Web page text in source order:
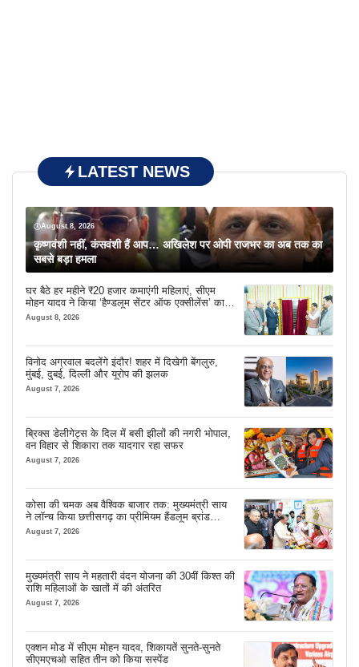
LATEST NEWS
August 8, 2026
कृष्णवंशी नहीं, कंसवंशी हैं आप… अखिलेश पर ओपी राजभर का अब तक का
सबसे बड़ा हमला
घर बैठे हर महीने ₹20 हजार कमाएंगी महिलाएं, सीएम
मोहन यादव ने किया ‘हैण्डलूम सेंटर ऑफ एक्सीलेंस’ का
शुभारंभ
August 8, 2026
विनोद अग्रवाल बदलेंगे इंदौर! शहर में दिखेगी बेंगलुरु,
मुंबई, दुबई, दिल्ली और यूरोप की झलक
August 7, 2026
ब्रिक्स डेलीगेट्स के दिल में बसी झीलों की नगरी भोपाल,
वन विहार से शिकारा तक यादगार रहा सफर
August 7, 2026
कोसा की चमक अब वैश्विक बाजार तक: मुख्यमंत्री साय
ने लॉन्च किया छत्तीसगढ़ का प्रीमियम हैंडलूम ब्रांड
‘कोशल फैब’
August 7, 2026
मुख्यमंत्री साय ने महतारी वंदन योजना की 30वीं किश्त की
राशि महिलाओं के खातों में की अंतरित
August 7, 2026
एक्शन मोड में सीएम मोहन यादव, शिकायतें सुनते-सुनते
सीएमएचओ सहित तीन को किया सस्पेंड